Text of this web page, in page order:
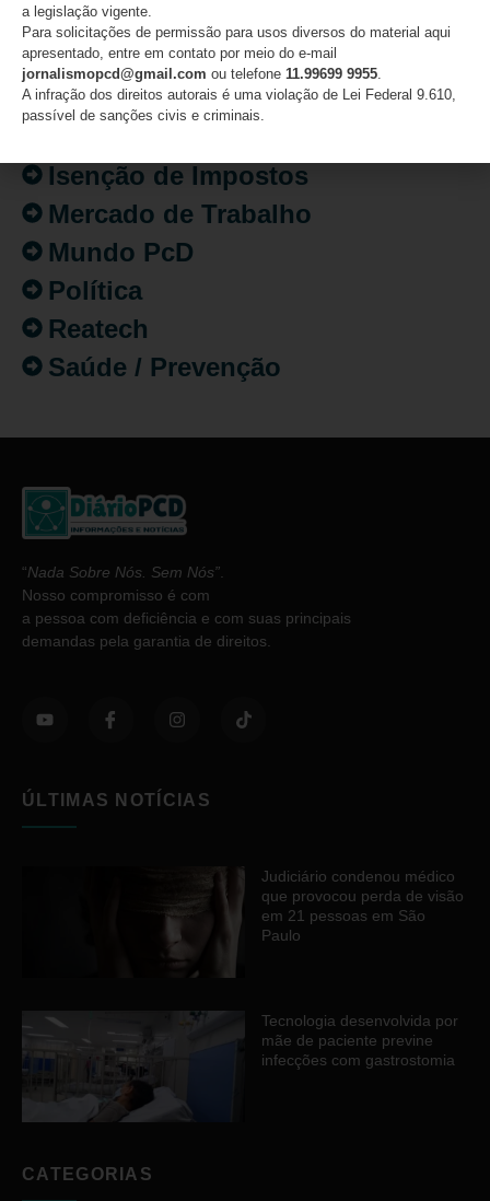
Atualidades
Destaques
Fatos
Isenção de Impostos
Mercado de Trabalho
Mundo PcD
Política
Reatech
Saúde / Prevenção
“Nada Sobre Nós. Sem Nós”
Nosso compromisso é com
a pessoa com deficiência e com suas principais
demandas pela garantia de direitos.
ÚLTIMAS NOTÍCIAS
Judiciário condenou médico
que provocou perda de visão
em 21 pessoas em São
Paulo
Tecnologia desenvolvida por
mãe de paciente previne
infecções com gastrostomia
CATEGORIAS
a legislação vigente.
Para solicitações de permissão para usos diversos do material aqui
apresentado, entre em contato por meio do e-mail
jornalismopcd@gmail.com ou telefone 11.99699 9955.
A infração dos direitos autorais é uma violação de Lei Federal 9.610,
passível de sanções civis e criminais.